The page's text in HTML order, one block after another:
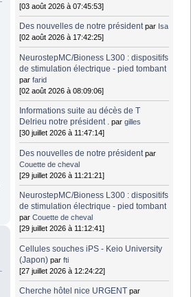
[03 août 2026 à 07:45:53]
Des nouvelles de notre président par Isa
[02 août 2026 à 17:42:25]
NeurostepMC/Bioness L300 : dispositifs
de stimulation électrique - pied tombant
parfarid
[02 août 2026 à 08:09:06]
Informations suite au décès de T
Delrieu notre président . pargilles
[30 juillet 2026 à 11:47:14]
Des nouvelles de notre président par
Couette de cheval
[29 juillet 2026 à 11:21:21]
NeurostepMC/Bioness L300 : dispositifs
de stimulation électrique - pied tombant
parCouette de cheval
[29 juillet 2026 à 11:12:41]
Cellules souches iPS - Keio University
(Japon) parfti
[27 juillet 2026 à 12:24:22]
Cherche hôtel nice URGENT par